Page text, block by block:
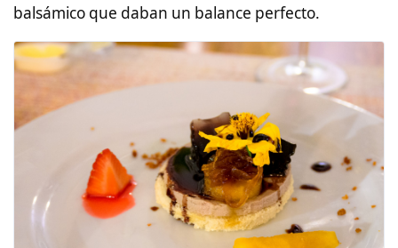
balsámico que daban un balance perfecto.